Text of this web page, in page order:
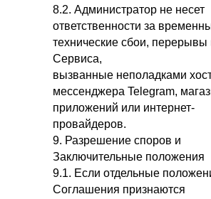
8.2. Администратор не несет
ответственности за
технические сбои, перерывы
Сервиса,
вызванные неполадками
мессенджера Telegram,
приложений или интернет-
провайдеров.
9. Разрешение споров и
Заключительные положения
9.1. Если отдельные
Соглашения признаются